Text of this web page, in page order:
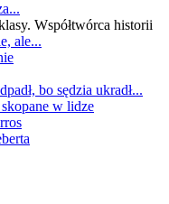
Współtwórca historii
ale...
bo sędzia ukradł...
w lidze